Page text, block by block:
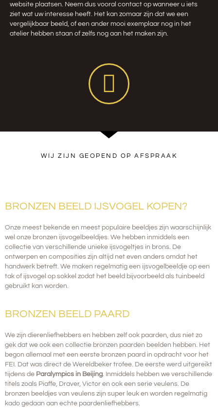
website plaatsen. Neem dus vooral contact op wanneer u iets
ziet wat uw interesse heeft. Het kan zomaar zijn dat we een
vergelijkbaar beeld, of een ander mooi exemplaar nog in het
atelier hebben staan of zelfs nog aan het maken zijn.
WIJ ZIJN GEOPEND OP AFSPRAAK
BRONZEN BEELD IJSVOGEL KOPEN?
Onze meest bekende en meest populaire beeldjes zijn waarschijnlijk
wel onze bronzen ijsvogelbeeldjes. We hebben inmiddels een
collectie van verschillende unieke ijsvogeltjes in brons. De
ontwerpen en composities zijn altijd net even anders omdat het
handwerk betreft. We maken regelmatig een ijsvogelbeeldje op een
tak of ijsvogel op sokkel zodat het beeld bijvoorbeeld als tuinbeeld
gebruikt kan worden.
BRONZEN BEELD PAARD
We zijn dierenliefhebbers en hebben zelf ook paarden, dus niet zo
gek dat we ook een collectie bronzen paarden beelden hebben. Het
begon allemaal met een eerste bronzen paard in opdracht voor het
FEI. Dat was direct de Wereldbeker trofee. De eerste werd uitgereikt
tijdens de Paralympics in Beijing . Inmiddels hebben we verschillende
titels zoals Piaffe, Draver, Victor en ook een serie veulens. De
bronzen beeldjes van veulens zijn super leuk en worden regelmatig
kado gedaan aan echte paardenliefhebbers.